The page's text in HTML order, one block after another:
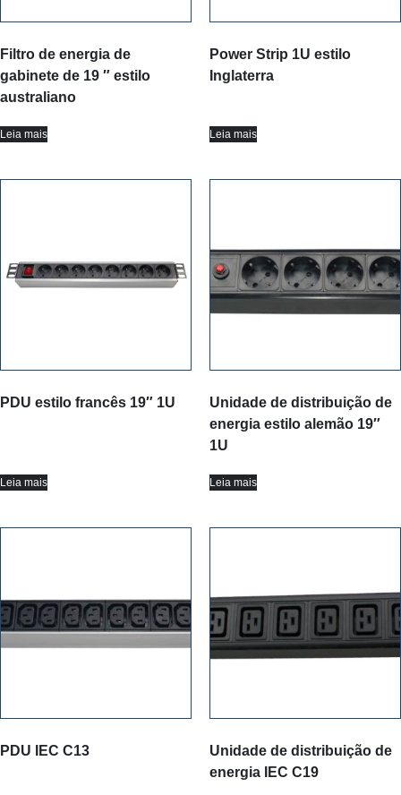
Filtro de energia de
gabinete de 19 ″ estilo
australiano
Leia mais
Power Strip 1U estilo
Inglaterra
Leia mais
PDU estilo francês 19″ 1U
Leia mais
Unidade de distribuição de
energia estilo alemão 19″
1U
Leia mais
PDU IEC C13
Unidade de distribuição de
energia IEC C19